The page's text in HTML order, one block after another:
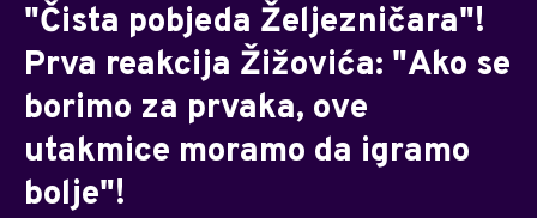
"Čista pobjeda Željezničara"!
Prva reakcija Žižovića: "Ako se
borimo za prvaka, ove
utakmice moramo da igramo
bolje"!